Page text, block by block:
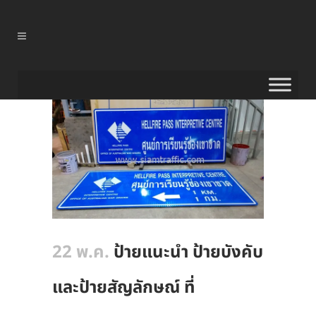
22 พ.ค. ป้ายแนะนำ ป้ายบังคับ
และป้ายสัญลักษณ์ ที่